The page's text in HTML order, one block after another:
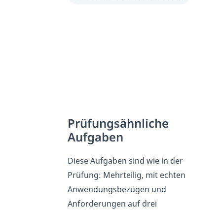
Prüfungsähnliche
Aufgaben
Diese Aufgaben sind wie in der
Prüfung: Mehrteilig, mit echten
Anwendungsbezügen und
Anforderungen auf drei